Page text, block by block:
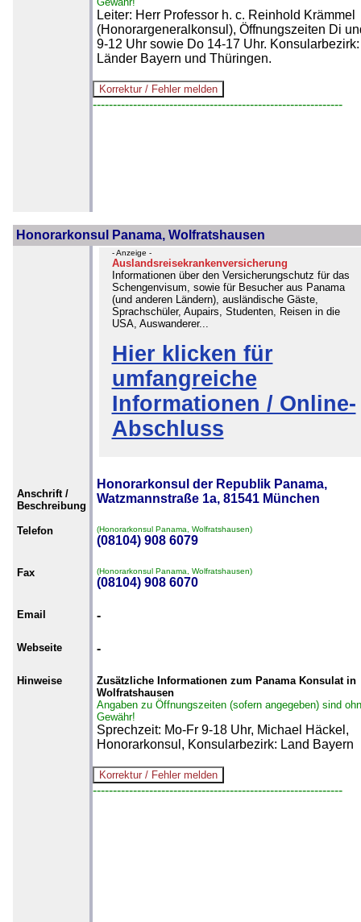
Leiter: Herr Professor h. c. Reinhold Krämmel
(Honorargeneralkonsul), Öffnungszeiten Di
9-12 Uhr sowie Do 14-17 Uhr.
Länder Bayern und Thüringen.
--------------------------------------------------------------
Honorarkonsul Panama, Wolfratshausen
- Anzeige -
Auslandsreisekrankenversicherung
Informationen über den Versicherungschutz für das
Schengenvisum, sowie für Besucher aus Panama
(und anderen Ländern), ausländische Gäste,
Sprachschüler, Aupairs, Studenten, Reisen in die
USA, Auswanderer...
Hier klicken für
umfangreiche
Informationen / Online-
Abschluss
Anschrift /
Beschreibung
Honorarkonsul der Republik Panama,
Watzmannstraße 1a, 81541 München
Telefon (Honorarkonsul Panama, Wolfratshausen)
(08104) 908 6079
Fax (Honorarkonsul Panama, Wolfratshausen)
(08104) 908 6070
Email -
Webseite -
Hinweise
Zusätzliche Informationen zum Panama Konsulat in
Wolfratshausen
Angaben zu Öffnungszeiten (sofern angegeben) sind
Gewähr!
Sprechzeit: Mo-Fr 9-18 Uhr, Michael Häckel,
Honorarkonsul, Konsularbezirk: Land Bayern
--------------------------------------------------------------